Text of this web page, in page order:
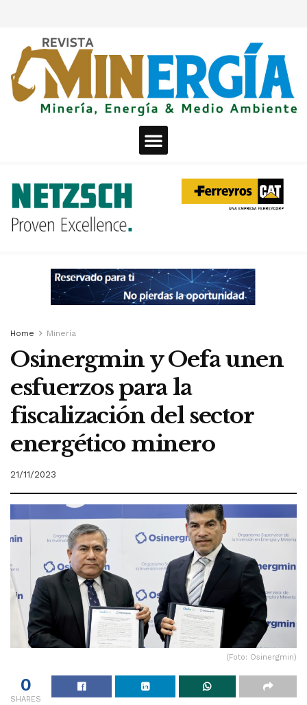
Home Minería
Osinergmin y Oefa unen
esfuerzos para la
fiscalización del sector
energético minero
21/11/2023
(Foto: Osinergmin)
0
SHARES